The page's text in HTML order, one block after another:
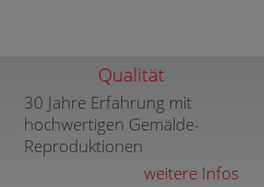
Qualität
30 Jahre Erfahrung mit
hochwertigen Gemälde-
Reproduktionen
weitere Infos